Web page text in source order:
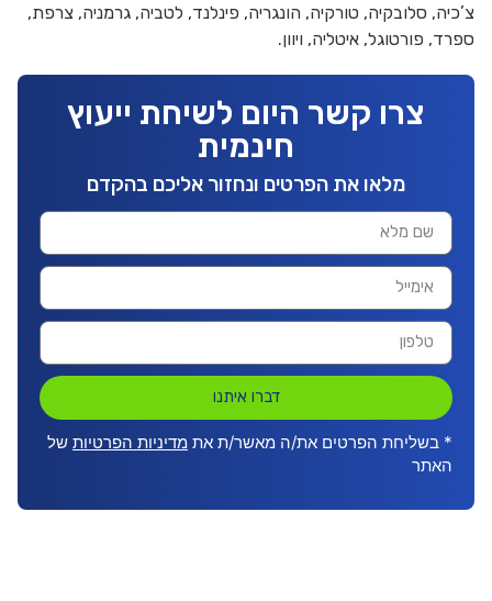
צ’כיה, סלובקיה, טורקיה, הונגריה, פינלנד, לטביה, גרמניה, צרפת,
ספרד, פורטוגל, איטליה, ויוון.
צרו קשר היום לשיחת ייעוץ
חינמית
מלאו את הפרטים ונחזור אליכם בהקדם
דברו איתנו
* בשליחת הפרטים את/ה מאשר/ת את מדיניות הפרטיות של
האתר